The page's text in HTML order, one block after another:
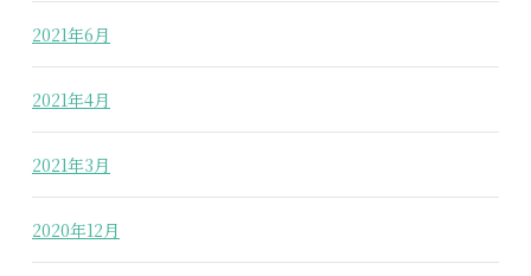
2021年6月
2021年4月
2021年3月
2020年12月